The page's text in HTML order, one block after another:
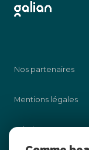
Nos partenaires
Mentions légales
Admin